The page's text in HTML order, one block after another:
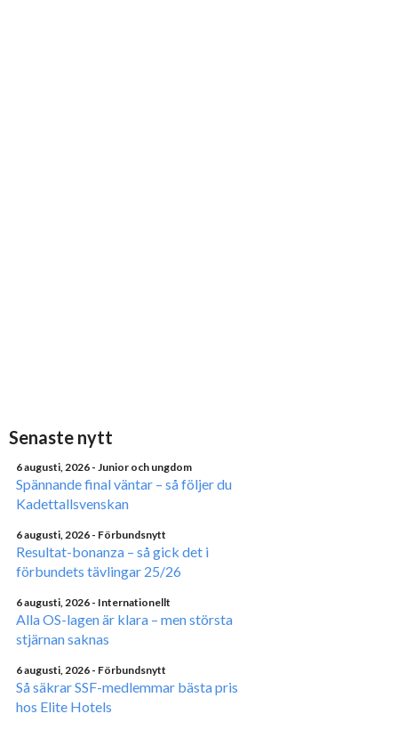
Senaste nytt
6 augusti, 2026 - Junior och ungdom
Spännande final väntar – så följer du
Kadettallsvenskan
6 augusti, 2026 - Förbundsnytt
Resultat-bonanza – så gick det i
förbundets tävlingar 25/26
6 augusti, 2026 - Internationellt
Alla OS-lagen är klara – men största
stjärnan saknas
6 augusti, 2026 - Förbundsnytt
Så säkrar SSF-medlemmar bästa pris
hos Elite Hotels